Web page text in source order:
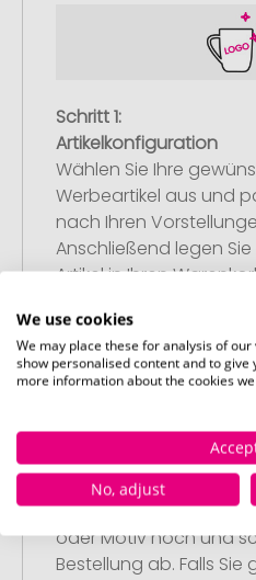
Schritt 1:
Artikelkonfiguration
Wählen Sie Ihre
Werbeartikel aus und
nach Ihren
Anschließend legen
Artikel in Ihren
Upload Ihres Logos
Laden Sie auf unserer
Bestellabschlussseite
oder Motiv hoch und
Bestellung ab. Falls Sie
We use cookies
We may place these for analysis of
show personalised content and to
more information about the cookies
No, adjust